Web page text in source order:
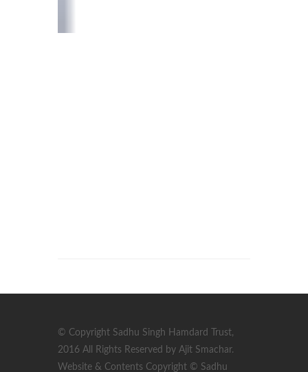
© Copyright Sadhu Singh Hamdard Trust,
2016 All Rights Reserved by Ajit Smachar.
Website & Contents Copyright © Sadhu